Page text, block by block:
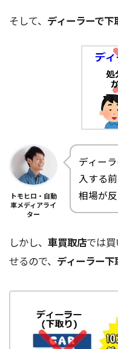
そして、 ディーラーで
トモヒロ・自動
車メディアライ
ター
ディー
入する
相場が
しかし、 車買取店では
せるので、 ディーラー